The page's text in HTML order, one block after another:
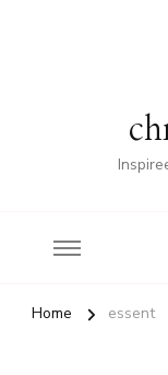
Home essent